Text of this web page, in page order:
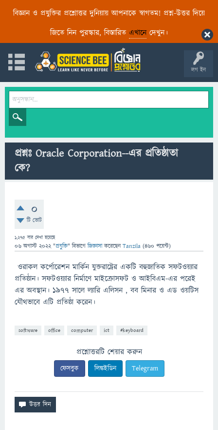
বিজ্ঞান ও প্রযুক্তির প্রশ্নোত্তর দুনিয়ায় আপনাকে স্বাগতম! প্রশ্ন-উত্তর দিয়ে
জিতে নিন পুরস্কার, বিস্তারিত এখানেদেখুন।
লগ ইন
প্রশ্নঃ Oracle Corporation--এর প্রতিষ্ঠাতা
কে?
0
টি ভোট
1,275 বার দেখা হয়েছে
06 অগাস্ট 2022 "প্রযুক্তি" বিভাগে জিজ্ঞাসাকরেছেনTanzila (460 পয়েন্ট)
ওরাকল কর্পোরেশন মার্কিন যুক্তরাষ্ট্রের একটি বহুজাতিক সফটওয়্যার
প্রতিষ্ঠান। সফটওয়্যার নির্মাণে মাইক্রোসফট ও আইবিএম-এর পরেই
এর অবস্থান। ১৯৭৭ সালে ল্যারি এলিসন , বব মিনার ও এড ওয়টিস
যৌথভাবে এটি প্রতিষ্ঠা করেন।
software office computer ict #keyboard
প্রশ্নোত্তরটি শেয়ার করুন
ফেসবুক লিঙ্কইডিন Telegram